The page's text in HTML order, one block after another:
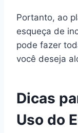
Portanto, ao
esqueça de
pode fazer
você deseja
Dicas
Uso do